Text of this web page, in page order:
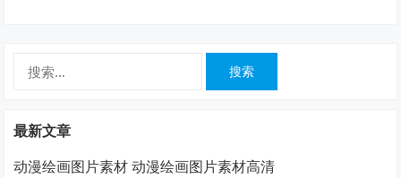
最新文章
动漫绘画图片素材 动漫绘画图片素材高清